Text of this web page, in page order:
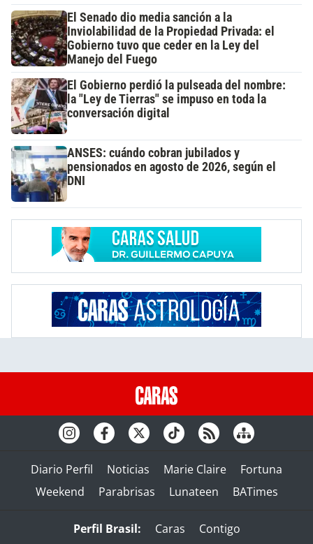
El Senado dio media sanción a la
Inviolabilidad de la Propiedad Privada: el
Gobierno tuvo que ceder en la Ley del
Manejo del Fuego
El Gobierno perdió la pulseada del nombre:
la "Ley de Tierras" se impuso en toda la
conversación digital
ANSES: cuándo cobran jubilados y
pensionados en agosto de 2026, según el
DNI
Diario Perfil Noticias Marie Claire
Fortuna
Weekend
Parabrisas Lunateen BATimes
Perfil Brasil: Caras
Contigo